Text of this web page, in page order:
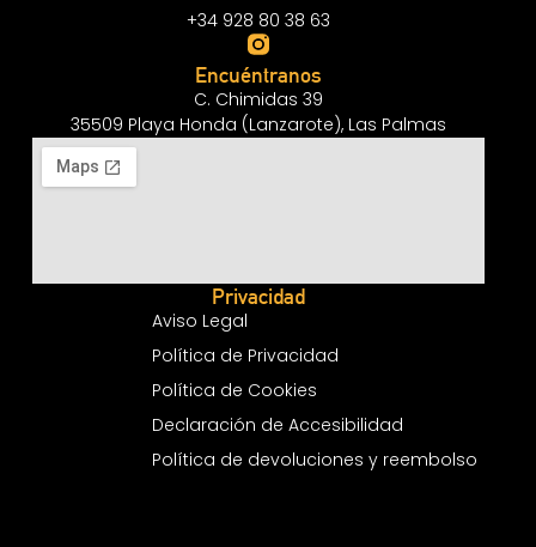
+34 928 80 38 63
Encuéntranos
C. Chimidas 39
35509 Playa Honda (Lanzarote), Las Palmas
Privacidad
Aviso Legal
Política de Privacidad
Política de Cookies
Declaración de Accesibilidad
Política de devoluciones y reembolso